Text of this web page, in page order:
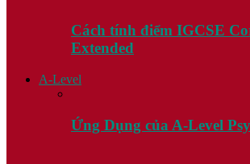
Cách tính điểm IGCSE
Extended
A-Level
Ứng Dụng của A-Level